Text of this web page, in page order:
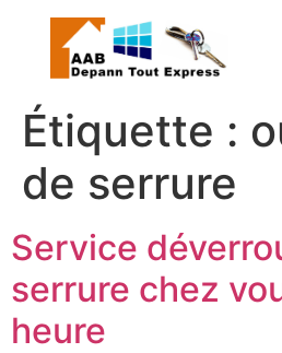
Étiquette :
de serrure
Service
serrure chez
heure